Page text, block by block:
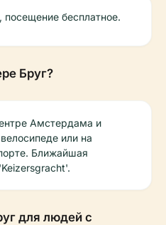
бесплатное.
Бруг?
Амстердама и
или на
Ближайшая
для людей с